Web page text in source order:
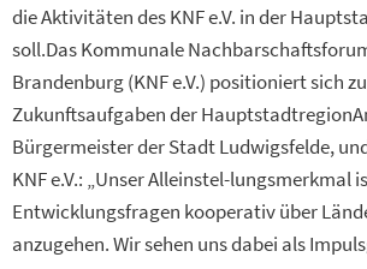
die Aktivitäten des KNF e.V. in der
soll.Das Kommunale
Brandenburg (KNF e.V.) positioniert sich
Zukunftsaufgaben der
Bürgermeister der Stadt Ludwigsfelde,
KNF e.V.: „Unser Alleinstel-lungsmerkmal
Entwicklungsfragen kooperativ über
anzugehen. Wir sehen uns dabei als